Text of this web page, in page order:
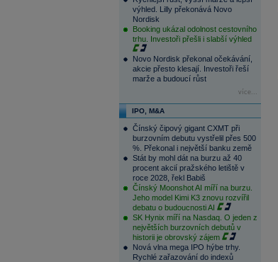
výhled. Lilly překonává Novo
Nordisk
Booking ukázal odolnost cestovního
trhu. Investoři přešli i slabší výhled
Novo Nordisk překonal očekávání,
akcie přesto klesají. Investoři řeší
marže a budoucí růst
více...
IPO, M&A
Čínský čipový gigant CXMT při
burzovním debutu vystřelil přes 500
%. Překonal i největší banku země
Stát by mohl dát na burzu až 40
procent akcií pražského letiště v
roce 2028, řekl Babiš
Čínský Moonshot AI míří na burzu.
Jeho model Kimi K3 znovu rozvířil
debatu o budoucnosti AI
SK Hynix míří na Nasdaq. O jeden z
největších burzovních debutů v
historii je obrovský zájem
Nová vlna mega IPO hýbe trhy.
Rychlé zařazování do indexů